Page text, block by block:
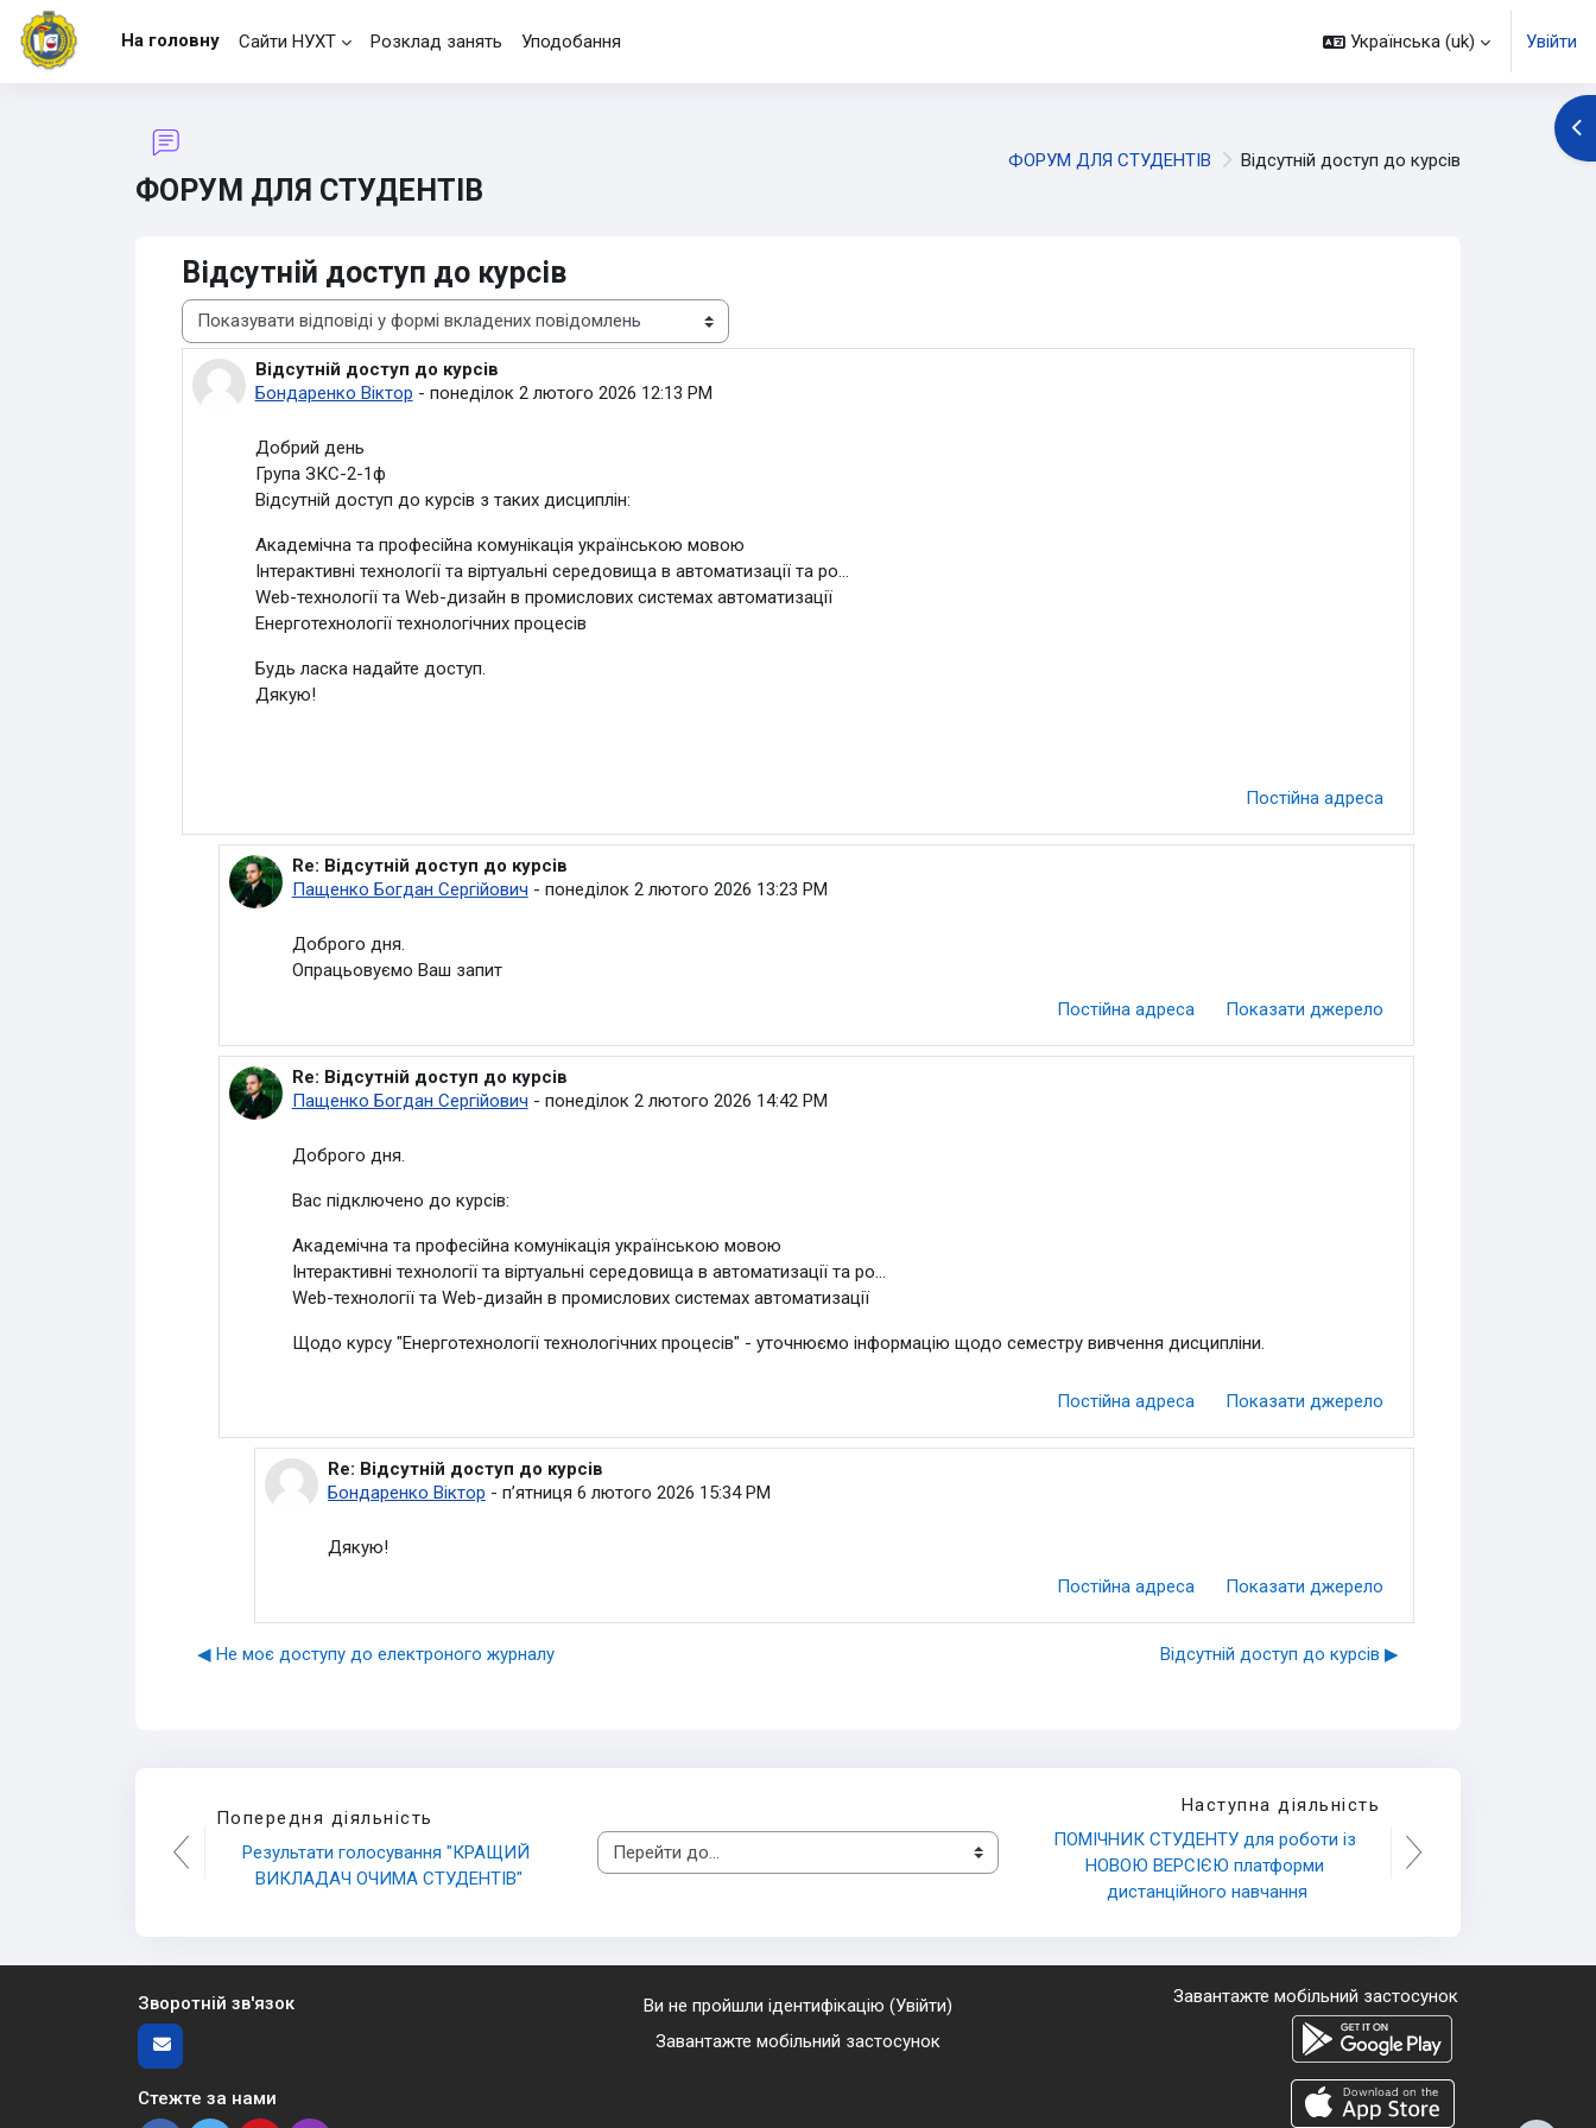
Перейти до головного вмісту
На головну
Сайти НУХТ Розклад занять Уподобання Українська ‎(uk)‎ Увійти
ФОРУМ ДЛЯ СТУДЕНТІВ
ФОРУМ ДЛЯ СТУДЕНТІВ Відсутній доступ до курсів
Відсутній доступ до курсів
Тип показу
Відсутній доступ до курсів
Бондаренко Віктор - понеділок 2 лютого 2026 12:13 PM
Кількість відповідей: 3
Добрий день
Група ЗКС-2-1ф
Відсутній доступ до курсів з таких дисциплін:
Академічна та професійна комунікація українською мовою
Інтерактивні технології та віртуальні середовища в автоматизації та ро...
Web-технології та Web-дизайн в промислових системах автоматизації
Енерготехнології технологічних процесів
Будь ласка надайте доступ.
Дякую!
Постійна адреса
У відповідь на Бондаренко Віктор
Re: Відсутній доступ до курсів
Пащенко Богдан Сергійович - понеділок 2 лютого 2026 13:23 PM
Доброго дня.
Опрацьовуємо Ваш запит
Постійна адреса
Показати джерело
У відповідь на Бондаренко Віктор
Re: Відсутній доступ до курсів
Пащенко Богдан Сергійович - понеділок 2 лютого 2026 14:42 PM
Доброго дня.
Вас підключено до курсів:
Академічна та професійна комунікація українською мовою
Інтерактивні технології та віртуальні середовища в автоматизації та ро...
Web-технології та Web-дизайн в промислових системах автоматизації
Щодо курсу "Енерготехнології технологічних процесів" - уточнюємо інформацію щодо семестру вивчення дисципліни.
Постійна адреса Показати джерело
У відповідь на Пащенко Богдан Сергійович
Re: Відсутній доступ до курсів
Бондаренко Віктор - пʼятниця 6 лютого 2026 15:34 PM
Дякую!
Постійна адреса
Показати джерело
◀︎ Не моє доступу до електроного журналу Відсутній доступ до курсів ▶︎
Попередня діяльність
Результати голосування "КРАЩИЙ
ВИКЛАДАЧ ОЧИМА СТУДЕНТІВ"
Перейти до...
Наступна діяльність
ПОМІЧНИК СТУДЕНТУ для роботи із
НОВОЮ ВЕРСІЄЮ платформи
дистанційного навчання
Зворотній зв'язок
Стежте за нами
Ви не пройшли ідентифікацію (Увійти)
Завантажте мобільний застосунок
Завантажте мобільний застосунок